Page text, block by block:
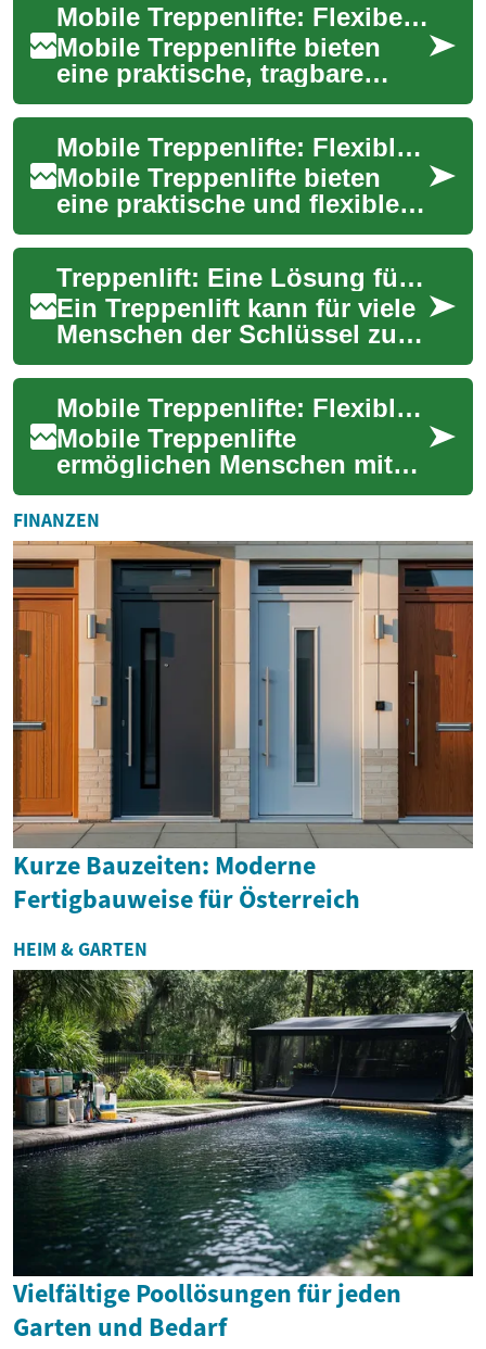
Mobile Treppenlifte: Flexibel mehr Mobilität gewinnen
Mobile Treppenlifte bieten
eine praktische, tragbare
Alternative zu fest
installierten Systemen und
unterstützen Mens...
Mobile Treppenlifte: Flexible Lösungen für mehr Mobilität
Mobile Treppenlifte bieten
eine praktische und flexible
Möglichkeit, Treppen im
Alltag sicher zu überwinden –
ideal b...
Treppenlift: Eine Lösung für mehr Mobilität und Unabhängigkeit
Ein Treppenlift kann für viele
Menschen der Schlüssel zu
mehr Freiheit und
Lebensqualität im eigenen
Zuhause sein. Ob...
Mobile Treppenlifte: Flexible, sichere Mobilität zuhause
Mobile Treppenlifte
ermöglichen Menschen mit
eingeschränkter Mobilität,
Treppen im eigenen Zuhause
sicher und komfort...
FINANZEN
Kurze Bauzeiten: Moderne
Fertigbauweise für Österreich
HEIM & GARTEN
Vielfältige Poollösungen für jeden
Garten und Bedarf